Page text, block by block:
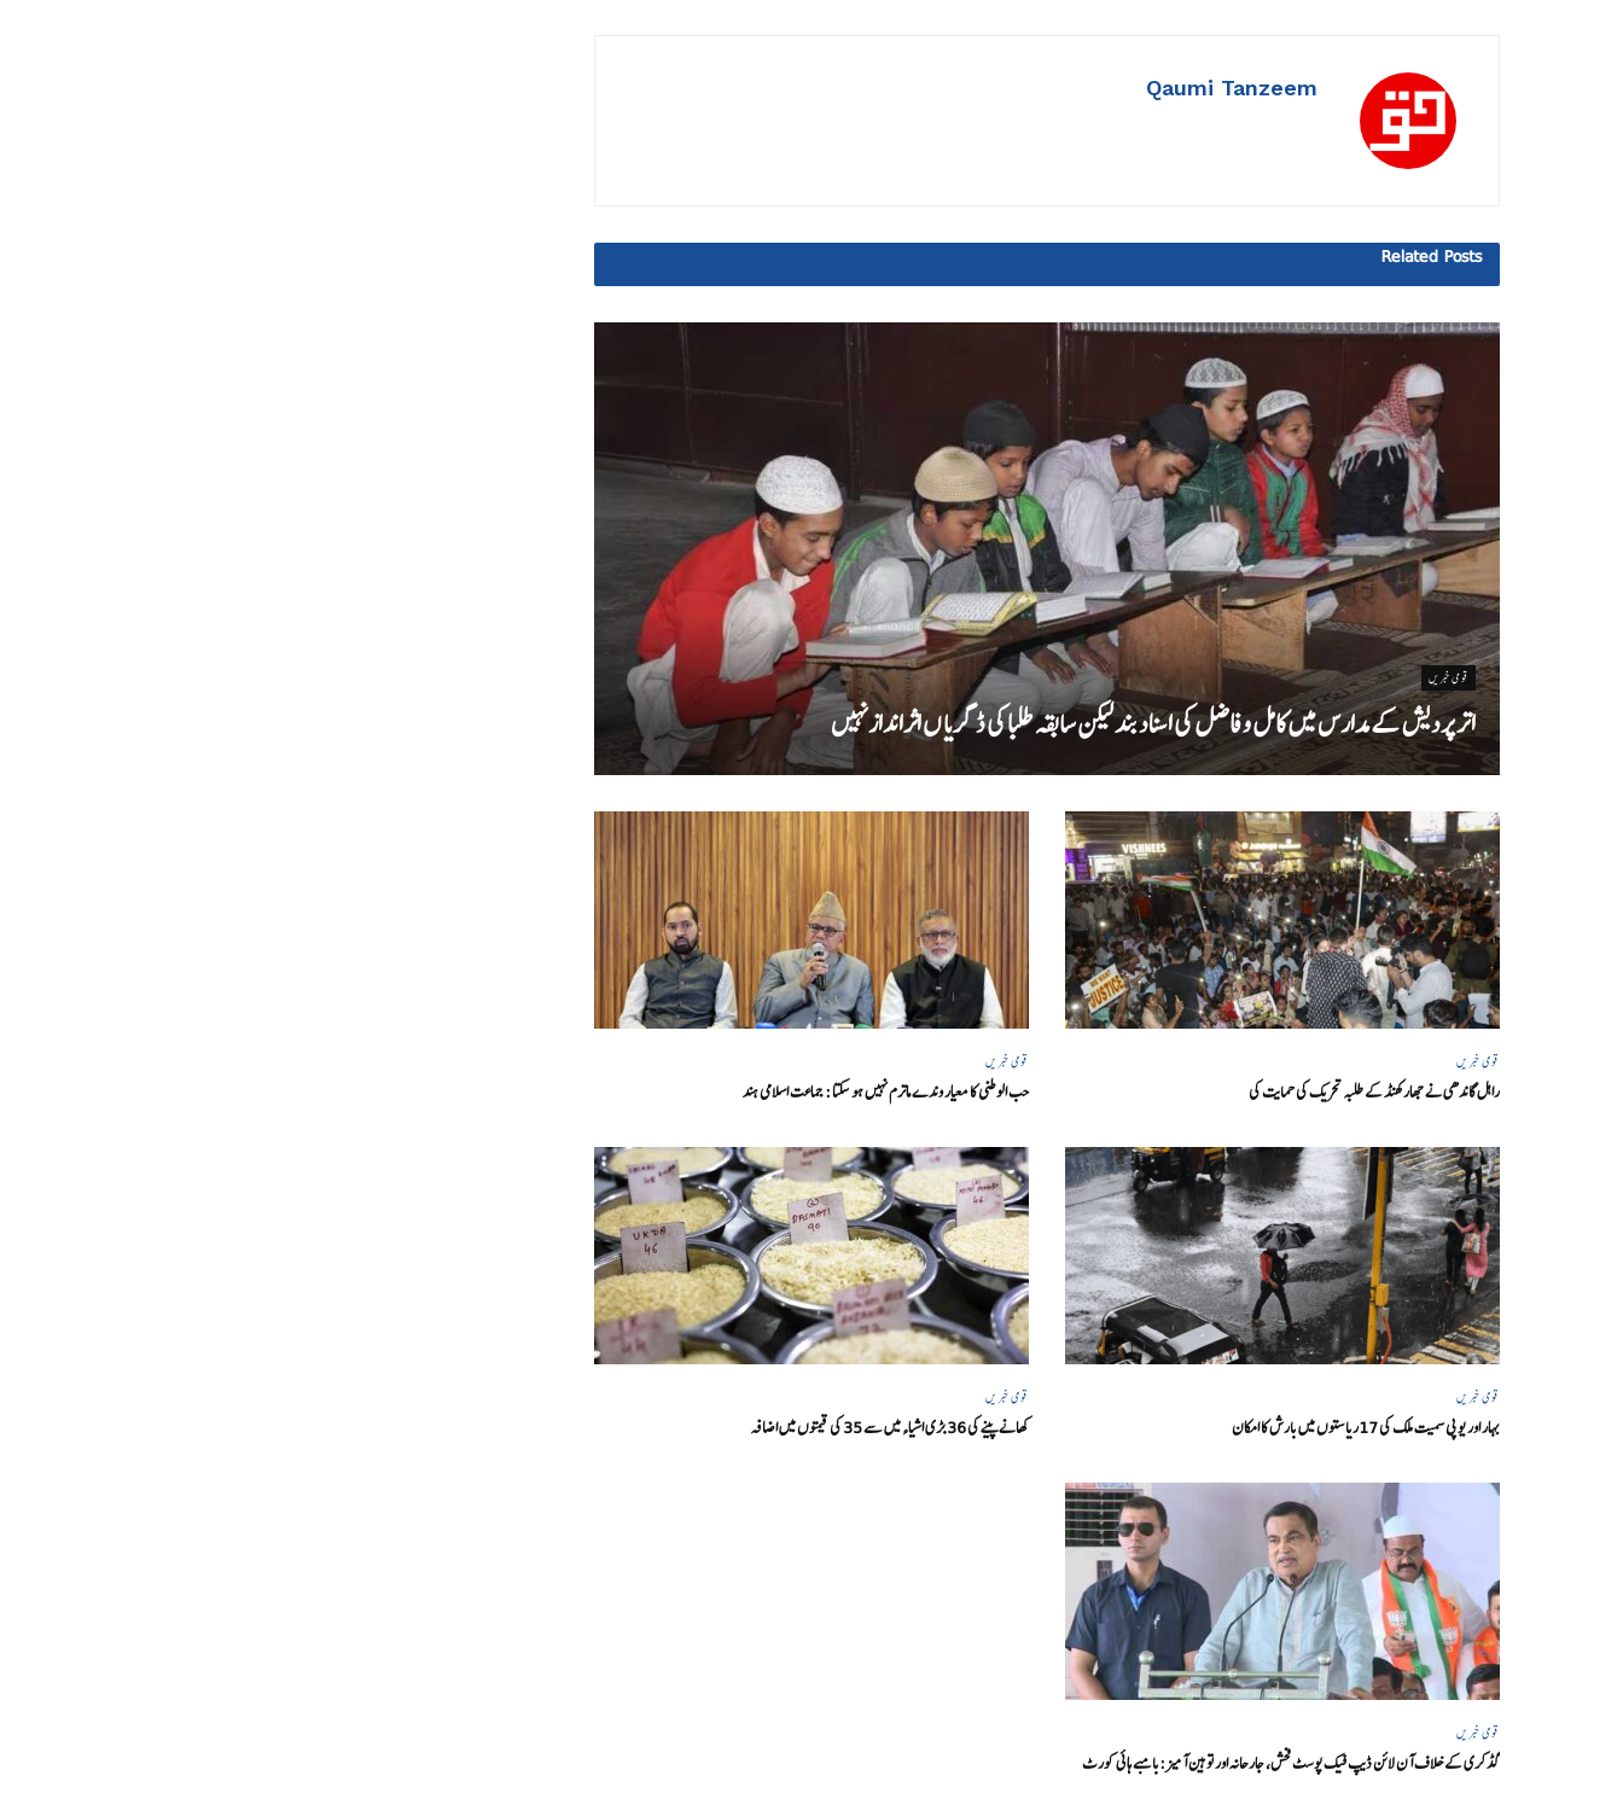
Qaumi Tanzeem
Related Posts
قومی خبریں
اتر پردیش کےمدارس میں کامل و فاضل کی اسناد بند لیکن سابقہ طلبا کی ڈگریا ں اثرانداز نہیں
قومی خبریں
راہل گاندھی نے جھارکھنڈ کے طلبہ تحریک کی حمایت کی
قومی خبریں
حب الوطنی کا معیار وندے ماترم نہیں ہو سکتا : جماعت اسلامی ہند
قومی خبریں
بہار اور یو پی سمیت ملک کی 17ریاستوں میں بارش کا امکان
قومی خبریں
کھانے پینے کی 36 بڑی اشیاء میں سے 35 کی قیمتوں میں اضافہ
قومی خبریں
گڈکری کے خلاف آن لائن ڈیپ فیک پوسٹ فحش، جارحانہ اور توہین آمیز:بامبے ہائی کورٹ